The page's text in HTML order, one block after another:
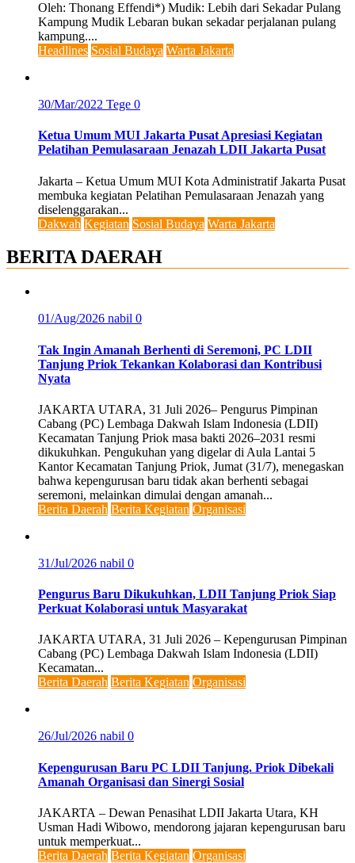
Oleh: Thonang Effendi*) Mudik: Lebih dari Sekadar Pulang
Kampung Mudik Lebaran bukan sekadar perjalanan pulang
kampung....
Headlines Sosial Budaya Warta Jakarta
30/Mar/2022 Tege 0
Ketua Umum MUI Jakarta Pusat Apresiasi Kegiatan
Pelatihan Pemulasaraan Jenazah LDII Jakarta Pusat
Jakarta – Ketua Umum MUI Kota Administratif Jakarta Pusat
membuka kegiatan Pelatihan Pemulasaraan Jenazah yang
diselenggarakan...
Dakwah Kegiatan Sosial Budaya Warta Jakarta
BERITA DAERAH
01/Aug/2026 nabil 0
Tak Ingin Amanah Berhenti di Seremoni, PC LDII
Tanjung Priok Tekankan Kolaborasi dan Kontribusi
Nyata
JAKARTA UTARA, 31 Juli 2026– Pengurus Pimpinan
Cabang (PC) Lembaga Dakwah Islam Indonesia (LDII)
Kecamatan Tanjung Priok masa bakti 2026–2031 resmi
dikukuhkan. Pengukuhan yang digelar di Aula Lantai 5
Kantor Kecamatan Tanjung Priok, Jumat (31/7), menegaskan
bahwa kepengurusan baru tidak akan berhenti sebagai
seremoni, melainkan dimulai dengan amanah...
Berita Daerah Berita Kegiatan Organisasi
31/Jul/2026 nabil 0
Pengurus Baru Dikukuhkan, LDII Tanjung Priok Siap
Perkuat Kolaborasi untuk Masyarakat
JAKARTA UTARA, 31 Juli 2026 – Kepengurusan Pimpinan
Cabang (PC) Lembaga Dakwah Islam Indonesia (LDII)
Kecamatan...
Berita Daerah Berita Kegiatan Organisasi
26/Jul/2026 nabil 0
Kepengurusan Baru PC LDII Tanjung. Priok Dibekali
Amanah Organisasi dan Sinergi Sosial
JAKARTA – Dewan Penasihat LDII Jakarta Utara, KH
Usman Hadi Wibowo, mendorong jajaran kepengurusan baru
untuk memperkuat...
Berita Daerah Berita Kegiatan Organisasi